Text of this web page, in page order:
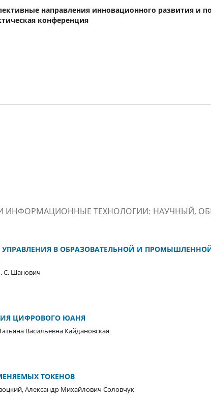
направления инновационного развития и
конференция
ИНФОРМАЦИОННЫЕ ТЕХНОЛОГИИ: НАУЧНЫЙ,
В ОБРАЗОВАТЕЛЬНОЙ И
С. Шанович
ЦИФРОВОГО ЮАНЯ
Васильевна Кайдановская
ТОКЕНОВ
Александр Михайлович Соловчук